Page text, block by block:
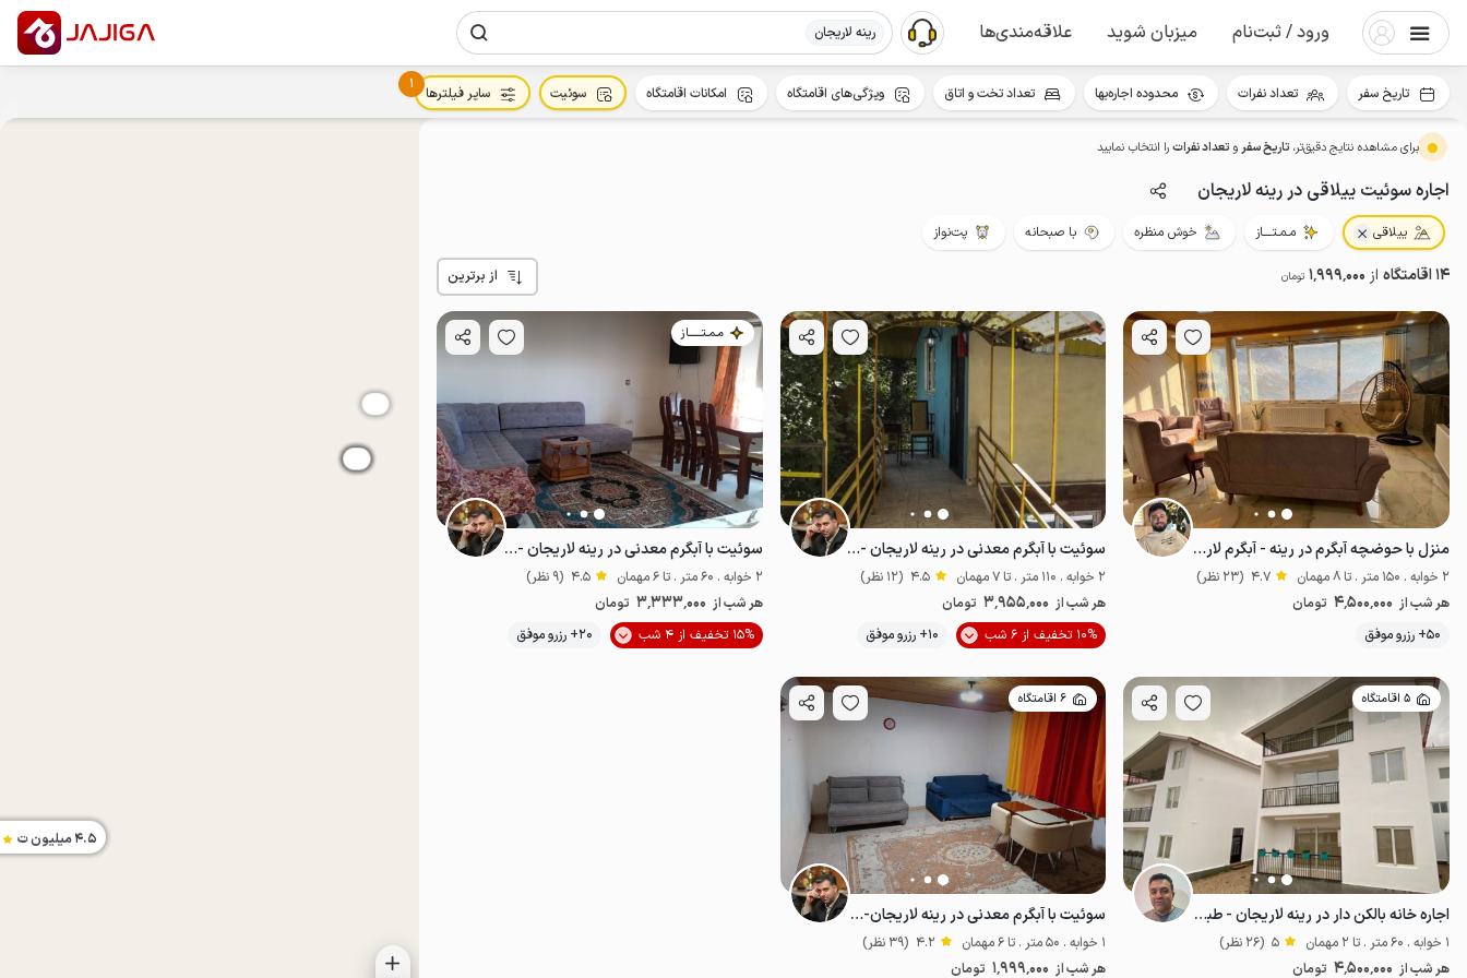
ورود / ثبت‌نام میزبان شوید علاقه‌مندی‌ها رینه لاریجان
4.5میلیون ت
برای مشاهده نتایج دقیق‌تر، تاریخ سفرو تعداد نفراترا انتخاب نمایید
اجاره سوئیت ییلاقی در رینه لاریجان
ییلاقی مـمـتــــاز خوش منظره با صبحانه پت‌نواز
14 اقامتگاه از 1٬999٬000 تومان از برترین
منزل با حوضچه آبگرم در رینه - آبگرم لاریجان
2 خوابه . 150 متر . تا 8 مهمان 4.7 (23 نظر)
هر شب از 4٬500٬000 تومان
50+ رزرو موفق
خوش منظره پت‌نواز موقعیت در نقشه
سوئیت با آبگرم معدنی در رینه لاریجان - و ۳۰۱
2 خوابه . 110 متر . تا 7 مهمان 4.5 (12 نظر)
هر شب از 3٬955٬000 تومان
10% تخفیف از 6 شب
10+ رزرو موفق موقعیت در نقشه
مـمـتــــــاز
سوئیت با آبگرم معدنی در رینه لاریجان - و ۱۱۱
2 خوابه . 60 متر . تا 6 مهمان 4.5 (9 نظر)
هر شب از 3٬333٬000 تومان
15% تخفیف از 4 شب
20+ رزرو موفق
5 اقامتگاه
اجاره خانه بالکن دار در رینه لاریجان - طبقه همکف
1 خوابه . 60 متر . تا 2 مهمان 5 (26 نظر)
هر شب از 4٬500٬000 تومان
6 اقامتگاه
سوئیت با آبگرم معدنی در رینه لاریجان-یکخواب
1 خوابه . 50 متر . تا 6 مهمان 4.2 (39 نظر)
هر شب از 1٬999٬000 تومان
تاریخ سفر تعداد نفرات محدوده اجاره‌بها تعداد تخت و اتاق ویژگی‌های اقامتگاه امکانات اقامتگاه سوئیت
1
سایر فیلترها